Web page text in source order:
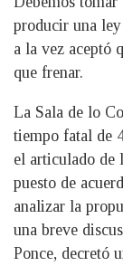
producir una
a la vez aceptó
que frenar.
La Sala de lo
tiempo fatal de
el articulado de
puesto de
analizar la
una breve
Ponce, decretó